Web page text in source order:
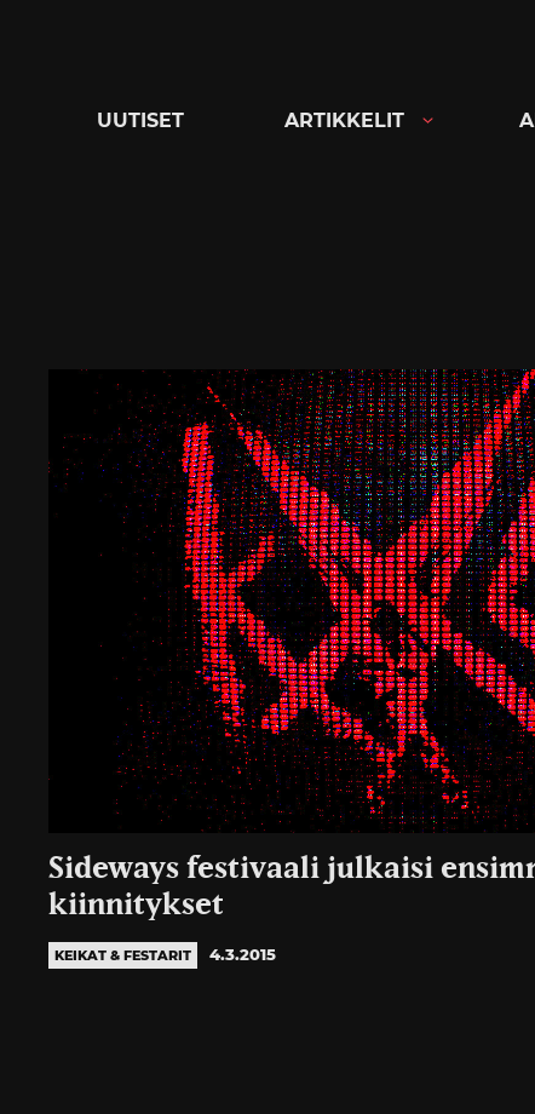
UUTISET ARTIKKELIT
Sideways festivaali julkaisi
kiinnitykset
KEIKAT & FESTARIT 4.3.2015